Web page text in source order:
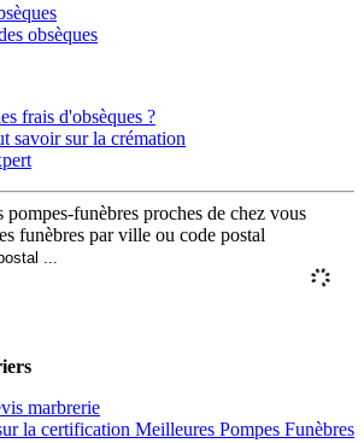
obsèques
frais d'obsèques ?
savoir sur la crémation
funèbres proches de chez vous
funèbres par ville ou code postal
marbrerie
la certification Meilleures Pompes Funèbres